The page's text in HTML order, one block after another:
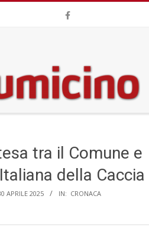
tra il Comune e
della Caccia
APRILE 2025 IN: CRONACA